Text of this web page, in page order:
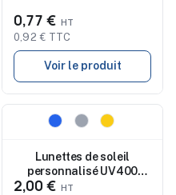
0,77 €
0,92 € TTC
Voir le produit
Nouveau
Lunettes de soleil
personnalisé UV400
Mitrox
2,00 €